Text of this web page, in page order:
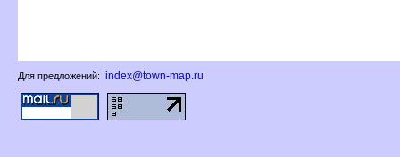
Для предложений: index@town-map.ru